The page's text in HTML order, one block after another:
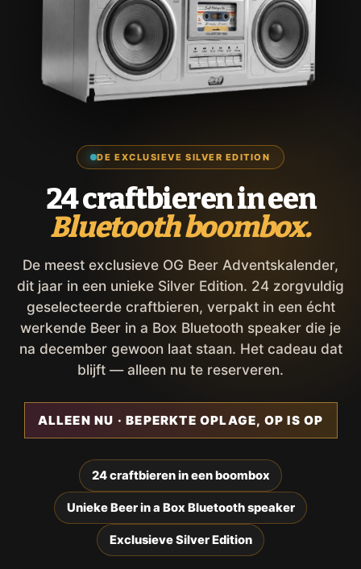
DE EXCLUSIEVE SILVER EDITION
24 craftbieren in een
Bluetooth boombox.
De meest exclusieve OG Beer Adventskalender,
dit jaar in een unieke Silver Edition. 24 zorgvuldig
geselecteerde craftbieren, verpakt in een écht
werkende Beer in a Box Bluetooth speaker die je
na december gewoon laat staan. Het cadeau dat
blijft — alleen nu te reserveren.
ALLEEN NU · BEPERKTE OPLAGE, OP IS OP
24 craftbieren in een boombox
Unieke Beer in a Box Bluetooth speaker
Exclusieve Silver Edition